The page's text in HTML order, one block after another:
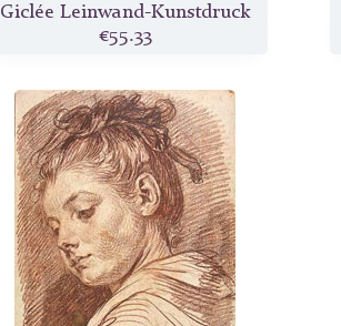
Giclée Leinwand-Kunstdruck
€55.33